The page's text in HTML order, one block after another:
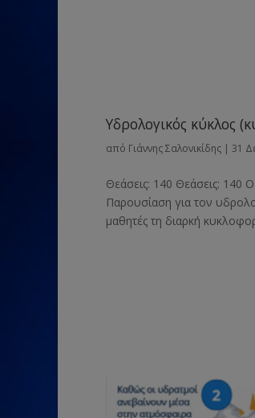
Υδρολογικός κύκλος
από Γιάννης Σαλονικίδης | 31
Θεάσεις: 140 Θεάσεις: 140
Παρουσίαση για τον
μαθητές τη διαρκή